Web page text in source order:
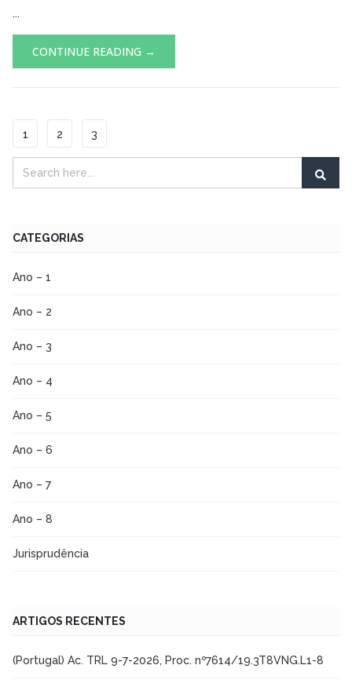
...
CONTINUE READING →
1 2 3
CATEGORIAS
Ano – 1
Ano – 2
Ano – 3
Ano – 4
Ano – 5
Ano – 6
Ano – 7
Ano – 8
Jurisprudência
ARTIGOS RECENTES
(Portugal) Ac. TRL 9-7-2026, Proc. nº7614/19.3T8VNG.L1-8